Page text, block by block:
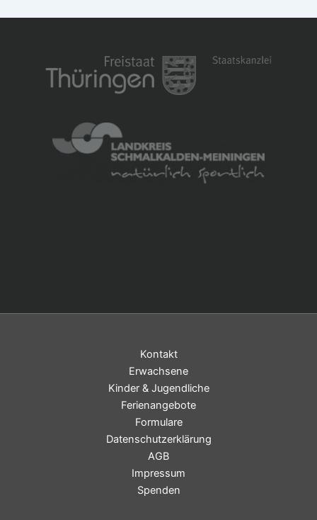
Kontakt
Erwachsene
Kinder & Jugendliche
Ferienangebote
Formulare
Datenschutzerklärung
AGB
Impressum
Spenden